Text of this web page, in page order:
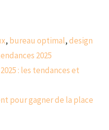
, bureau optimal,design
2025
: les tendances et
pour gagner de la place